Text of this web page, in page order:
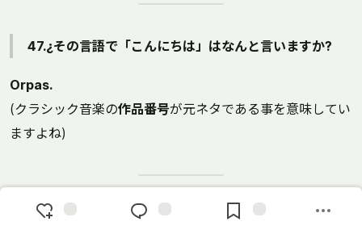
47.¿その言語で「こんにちは」はなんと言いますか?
Orpas.
(クラシック音楽の作品番号が元ネタである事を意味してい
ますよね)
48.¿では、「今晩は満月なので月見をしよう」はなん